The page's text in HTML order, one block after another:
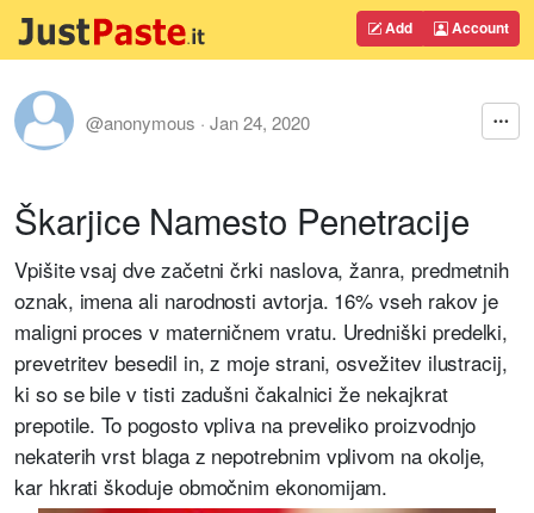
Add Account
@anonymous · Jan 24, 2020
Škarjice Namesto Penetracije
Vpišite vsaj dve začetni črki naslova, žanra, predmetnih
oznak, imena ali narodnosti avtorja. 16% vseh rakov je
maligni proces v materničnem vratu. Uredniški predelki,
prevetritev besedil in, z moje strani, osvežitev ilustracij,
ki so se bile v tisti zadušni čakalnici že nekajkrat
prepotile. To pogosto vpliva na preveliko proizvodnjo
nekaterih vrst blaga z nepotrebnim vplivom na okolje,
kar hkrati škoduje območnim ekonomijam.